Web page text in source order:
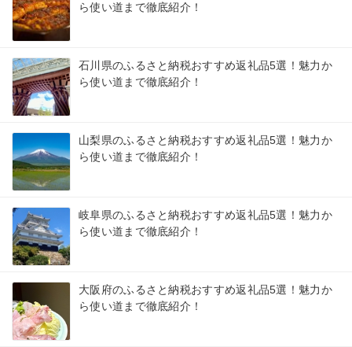
ら使い道まで徹底紹介！
石川県のふるさと納税おすすめ返礼品5選！魅力か
ら使い道まで徹底紹介！
山梨県のふるさと納税おすすめ返礼品5選！魅力か
ら使い道まで徹底紹介！
岐阜県のふるさと納税おすすめ返礼品5選！魅力か
ら使い道まで徹底紹介！
大阪府のふるさと納税おすすめ返礼品5選！魅力か
ら使い道まで徹底紹介！